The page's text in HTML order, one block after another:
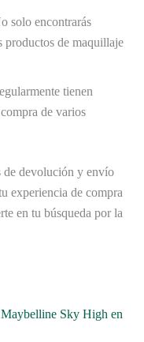
solo encontrarás
productos de maquillaje
tienen
de varios
de devolución y envío
experiencia de compra
en tu búsqueda por la
Maybelline Sky High en